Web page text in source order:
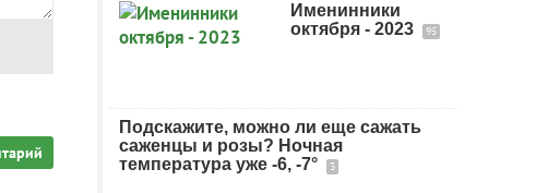
Именинники
октября - 2023
95
Подскажите, можно ли еще сажать
саженцы и розы? Ночная
температура уже -6, -7°
3